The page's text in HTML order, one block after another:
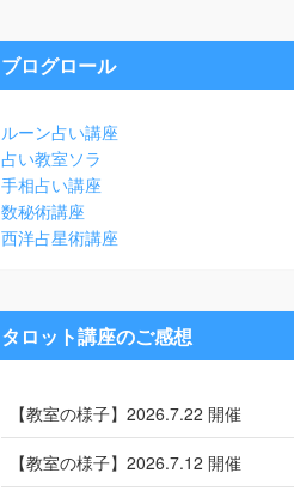
ブログロール
ルーン占い講座
占い教室ソラ
手相占い講座
数秘術講座
西洋占星術講座
タロット講座のご感想
【教室の様子】2026.7.22 開催
【教室の様子】2026.7.12 開催